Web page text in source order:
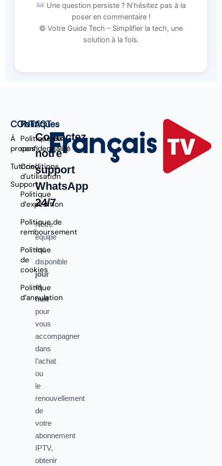
Une question persiste ? N’hésitez pas à la
poser en commentaire !
© Votre Guide Tech – Simplifier la tech, une
solution à la fois.
CONTACT
À
propos
Tutoriel
Support
Politiques
Politique de
confidentialité
Conditions
d’utilisation
Politique
d’expédition
Politique de
remboursement
Politique
de
cookies
Politique
d’annulation
Contactez
notre
support
WhatsApp
24/7
Notre
équipe
est
disponible
jour
et
nuit
pour
vous
accompagner
dans
l’achat
ou
le
renouvellement
de
votre
abonnement
IPTV,
obtenir